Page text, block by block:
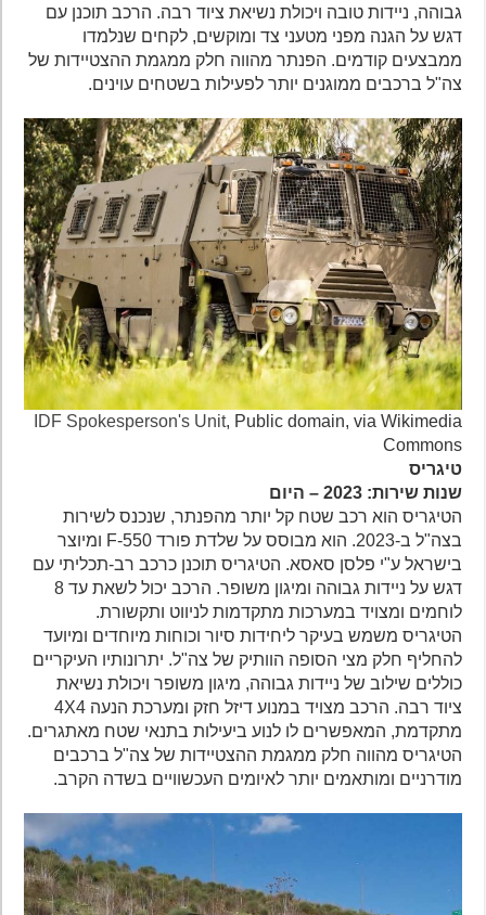
גבוהה, ניידות טובה ויכולת נשיאת ציוד רבה. הרכב תוכנן עם
דגש על הגנה מפני מטעני צד ומוקשים, לקחים שנלמדו
ממבצעים קודמים. הפנתר מהווה חלק ממגמת ההצטיידות של
צה"ל ברכבים ממוגנים יותר לפעילות בשטחים עוינים.
IDF Spokesperson's Unit, Public domain, via Wikimedia
Commons
טיגריס
שנות שירות: 2023 – היום
הטיגריס הוא רכב שטח קל יותר מהפנתר, שנכנס לשירות
בצה"ל ב-2023. הוא מבוסס על שלדת פורד F-550 ומיוצר
בישראל ע"י פלסן סאסא. הטיגריס תוכנן כרכב רב-תכליתי עם
דגש על ניידות גבוהה ומיגון משופר. הרכב יכול לשאת עד 8
לוחמים ומצויד במערכות מתקדמות לניווט ותקשורת.
הטיגריס משמש בעיקר ליחידות סיור וכוחות מיוחדים ומיועד
להחליף חלק מצי הסופה הוותיק של צה"ל. יתרונותיו העיקריים
כוללים שילוב של ניידות גבוהה, מיגון משופר ויכולת נשיאת
ציוד רבה. הרכב מצויד במנוע דיזל חזק ומערכת הנעה 4X4
מתקדמת, המאפשרים לו לנוע ביעילות בתנאי שטח מאתגרים.
הטיגריס מהווה חלק ממגמת ההצטיידות של צה"ל ברכבים
מודרניים ומותאמים יותר לאיומים העכשוויים בשדה הקרב.